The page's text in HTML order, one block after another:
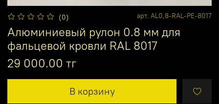
(0) арт. AL0,8-RAL-PE-8017
Алюминиевый рулон 0.8 мм для
фальцевой кровли RAL 8017
29 000.00 тг
В корзину